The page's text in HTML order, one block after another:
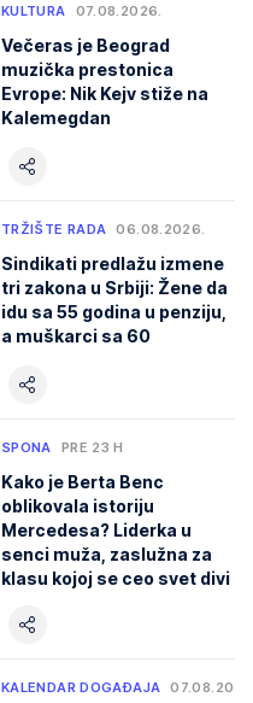
KULTURA 07.08.2026.
Večeras je Beograd
muzička prestonica
Evrope: Nik Kejv stiže na
Kalemegdan
TRŽIŠTE RADA 06.08.2026.
Sindikati predlažu izmene
tri zakona u Srbiji: Žene da
idu sa 55 godina u penziju,
a muškarci sa 60
SPONA PRE 23 H
Kako je Berta Benc
oblikovala istoriju
Mercedesa? Liderka u
senci muža, zaslužna za
klasu kojoj se ceo svet divi
KALENDAR DOGAĐAJA 07.08.2026.